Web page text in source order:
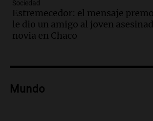
en Córdoba: lluvias y
hoy
Noticias
solidaria que reunirá más
Radioinforme 3
Sociedad
Estremecedor: el mensaje
le dio un amigo al joven
novia en Chaco
Mundo